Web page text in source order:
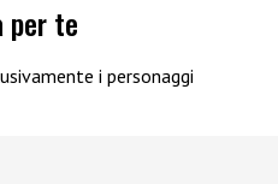
per te
i personaggi